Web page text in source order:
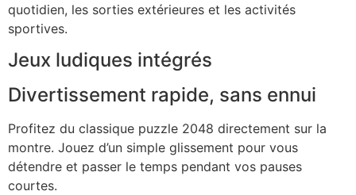
quotidien, les sorties extérieures et les activités
sportives.
Jeux ludiques intégrés
Divertissement rapide, sans ennui
Profitez du classique puzzle 2048 directement sur la
montre. Jouez d’un simple glissement pour vous
détendre et passer le temps pendant vos pauses
courtes.